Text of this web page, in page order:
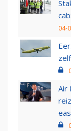
04-
Air